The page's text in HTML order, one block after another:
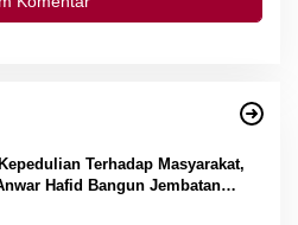
Terhadap Masyarakat,
Hafid Bangun Jembatan
dengan Dana Pribadi